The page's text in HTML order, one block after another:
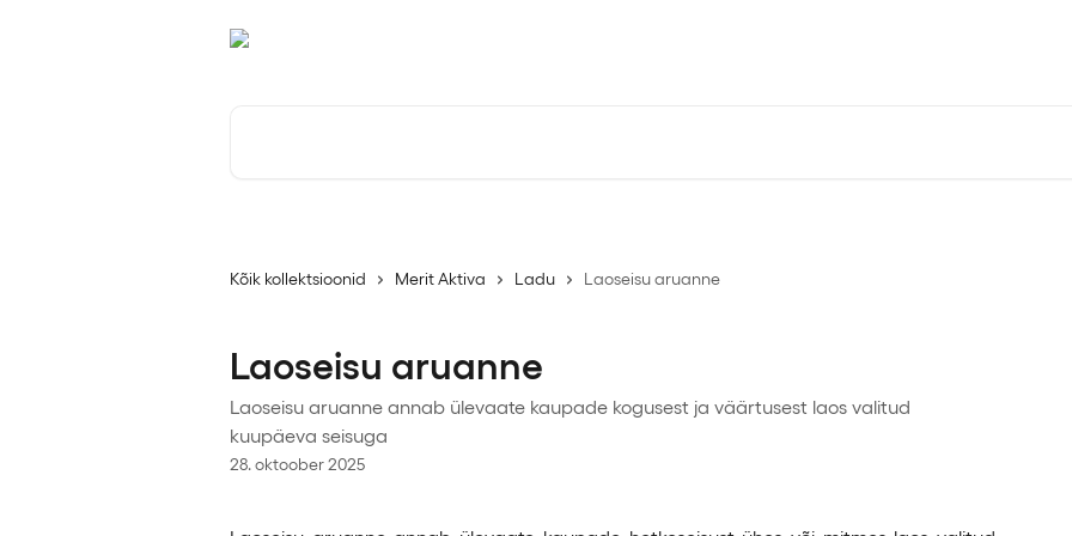
Kõik kollektsioonid Merit Aktiva Ladu Laoseisu aruanne
Laoseisu aruanne
Laoseisu aruanne annab ülevaate kaupade kogusest ja väärtusest laos valitud
kuupäeva seisuga
28. oktoober 2025